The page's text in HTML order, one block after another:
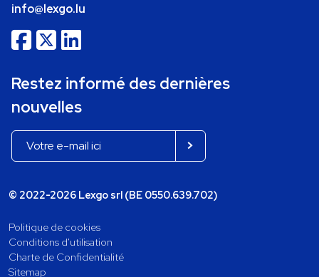
info@lexgo.lu
Restez informé des dernières
nouvelles
© 2022-2026 Lexgo srl (BE 0550.639.702)
Politique de cookies
Conditions d'utilisation
Charte de Confidentialité
Sitemap